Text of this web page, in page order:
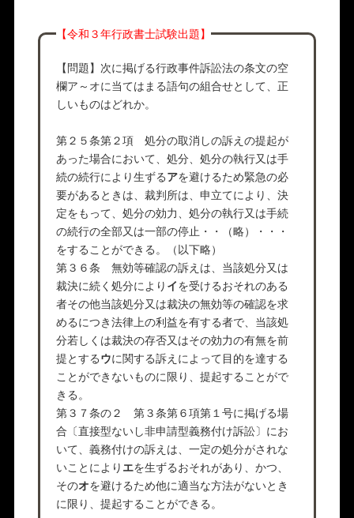
【令和３年行政書士試験出題】
【問題】次に掲げる行政事件訴訟法の条文の空
欄ア～オに当てはまる語句の組合せとして、正
しいものはどれか。
第２５条第２項 処分の取消しの訴えの提起が
あった場合において、処分、処分の執行又は手
続の続行により生ずるアを避けるため緊急の必
要があるときは、裁判所は、申立てにより、決
定をもって、処分の効力、処分の執行又は手続
の続行の全部又は一部の停止・・（略）・・・
をすることができる。（以下略）
第３６条 無効等確認の訴えは、当該処分又は
裁決に続く処分により イを受けるおそれのある
者その他当該処分又は裁決の無効等の確認を求
めるにつき法律上の利益を有する者で、当該処
分若しくは裁決の存否又はその効力の有無を前
提とするウに関する訴えによって目的を達する
ことができないものに限り、提起することがで
きる。
第３７条の２ 第３条第６項第１号に掲げる場
合〔直接型ないし非申請型義務付け訴訟〕にお
いて、義務付けの訴えは、一定の処分がされな
いことにより エを生ずるおそれがあり、かつ、
そのオを避けるため他に適当な方法がないとき
に限り、提起することができる。